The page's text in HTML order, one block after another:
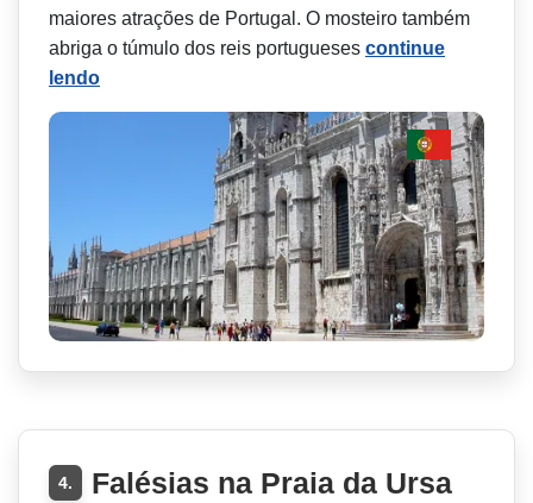
maiores atrações de Portugal. O mosteiro também
abriga o túmulo dos reis portugueses continue
lendo
4. Falésias na Praia da Ursa